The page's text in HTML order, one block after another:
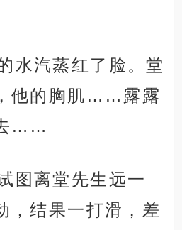
水汽蒸红了脸。堂
他的胸肌……露露
……
图离堂先生远一
，结果一打滑，差